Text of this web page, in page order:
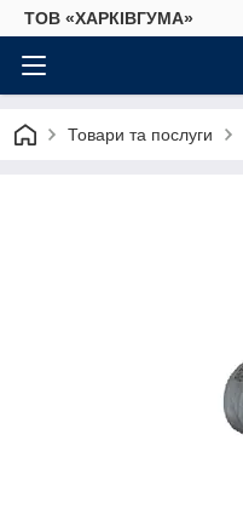
ТОВ «ХАРКІВГУМА»
Товари та послуги